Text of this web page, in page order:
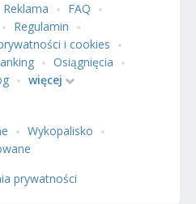
Reklama
FAQ
Regulamin
i cookies
Osiągnięcia
więcej
Wykopalisko
prywatności